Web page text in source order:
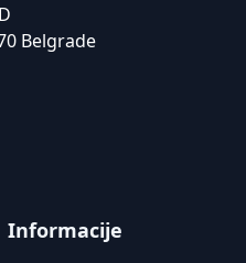
Belgrade
Informacije